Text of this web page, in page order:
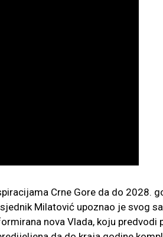
Crne Gore da do 2028.
Milatović upoznao je svog
nova Vlada, koju predvodi